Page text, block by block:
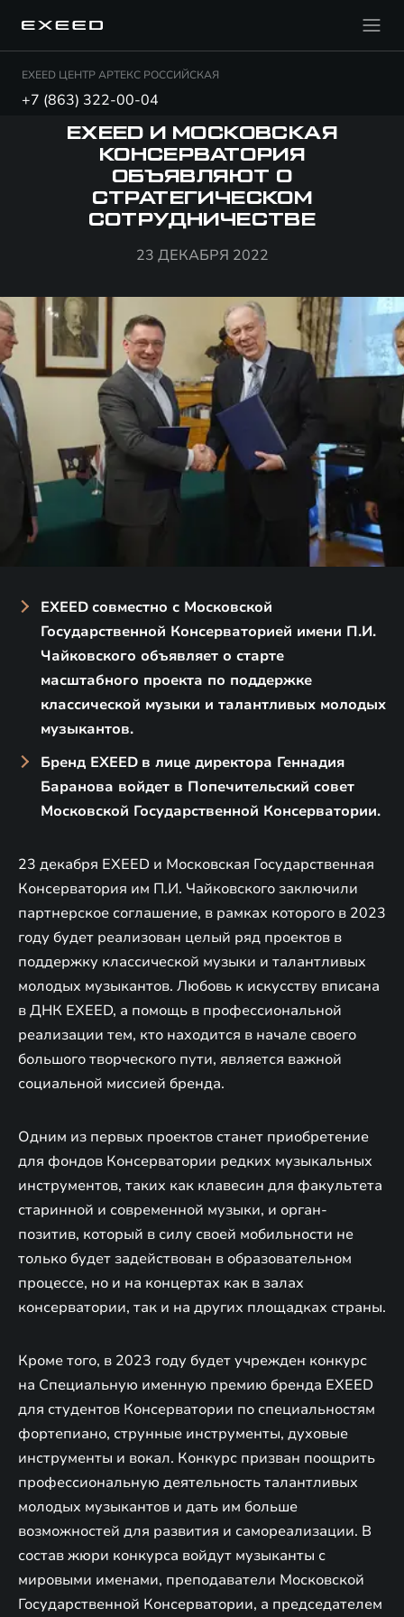
EXEED ЦЕНТР АРТЕКС РОССИЙСКАЯ
+7 (863) 322-00-04
EXEED И МОСКОВСКАЯ
КОНСЕРВАТОРИЯ
ОБЪЯВЛЯЮТ О
СТРАТЕГИЧЕСКОМ
СОТРУДНИЧЕСТВЕ
23 ДЕКАБРЯ 2022
EXEEDсовместно с Московской
Государственной Консерваторией имени П.И.
Чайковского объявляет о старте
масштабного проекта по поддержке
классической музыки и талантливых молодых
музыкантов.
Бренд EXEED в лице директора Геннадия
Баранова войдет в Попечительский совет
Московской Государственной Консерватории.
23 декабря EXEED и Московская Государственная
Консерватория им П.И. Чайковского заключили
партнерское соглашение, в рамках которого в 2023
году будет реализован целый ряд проектов в
поддержку классической музыки и талантливых
молодых музыкантов. Любовь к искусству вписана
в ДНК EXEED, а помощь в профессиональной
реализации тем, кто находится в начале своего
большого творческого пути, является важной
социальной миссией бренда.
Одним из первых проектов станет приобретение
для фондов Консерватории редких музыкальных
инструментов, таких как клавесин для факультета
старинной и современной музыки, и орган-
позитив, который в силу своей мобильности не
только будет задействован в образовательном
процессе, но и на концертах как в залах
консерватории, так и на других площадках страны.
Кроме того, в 2023 году будет учрежден конкурс
на Специальную именную премию бренда EXEED
для студентов Консерватории по специальностям
фортепиано, струнные инструменты, духовые
инструменты и вокал. Конкурс призван поощрить
профессиональную деятельность талантливых
молодых музыкантов и дать им больше
возможностей для развития и самореализации. В
состав жюри конкурса войдут музыканты с
мировыми именами, преподаватели Московской
Государственной Консерватории, а председателем